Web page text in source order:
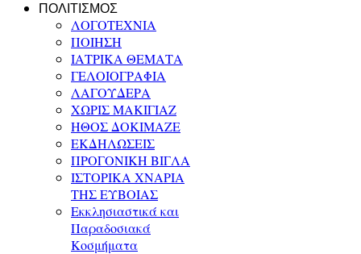
ΠΟΛΙΤΙΣΜΟΣ
ΛΟΓΟΤΕΧΝΙΑ
ΠΟΙΗΣΗ
ΙΑΤΡΙΚΑ ΘΕΜΑΤΑ
ΓΕΛΟΙΟΓΡΑΦΙΑ
ΛΑΓΟΥΔΕΡΑ
ΧΩΡΙΣ ΜΑΚΙΓΙΑΖ
ΗΘΟΣ ΔΟΚΙΜΑΖΕ
ΕΚΔΗΛΩΣΕΙΣ
ΠΡΟΓΟΝΙΚΗ ΒΙΓΛΑ
ΙΣΤΟΡΙΚΑ ΧΝΑΡΙΑ
ΤΗΣ ΕΥΒΟΙΑΣ
Εκκλησιαστικά και
Παραδοσιακά
Κοσμήματα